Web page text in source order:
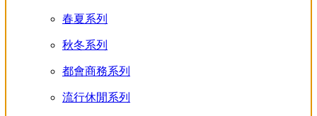
春夏系列
秋冬系列
都會商務系列
流行休閒系列